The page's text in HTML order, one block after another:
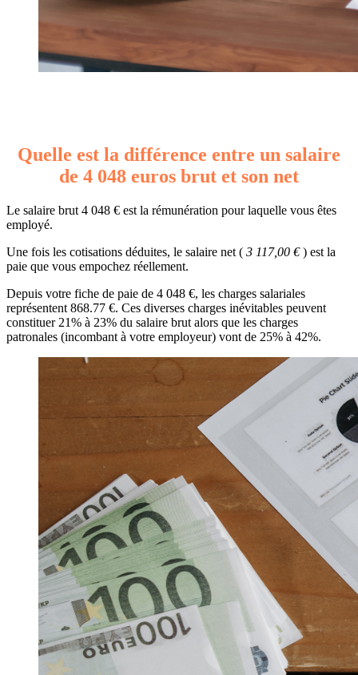
Quelle est la différence entre un salaire
de 4 048 euros brut et son net
Le salaire brut 4 048 € est la rémunération pour laquelle vous êtes
employé.
Une fois les cotisations déduites, le salaire net ( 3 117,00 €) est la
paie que vous empochez réellement.
Depuis votre fiche de paie de 4 048 €, les charges salariales
représentent 868.77 €. Ces diverses charges inévitables peuvent
constituer 21% à 23% du salaire brut alors que les charges
patronales (incombant à votre employeur) vont de 25% à 42%.